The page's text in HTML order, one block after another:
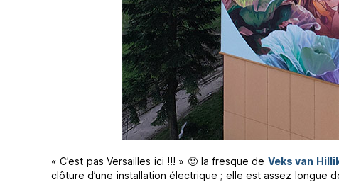
« C’est pas Versailles ici !!! » 🙂 la fresque de Veks van
clôture d’une installation électrique ; elle est assez longue